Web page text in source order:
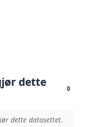
dette
0
dette datasettet.